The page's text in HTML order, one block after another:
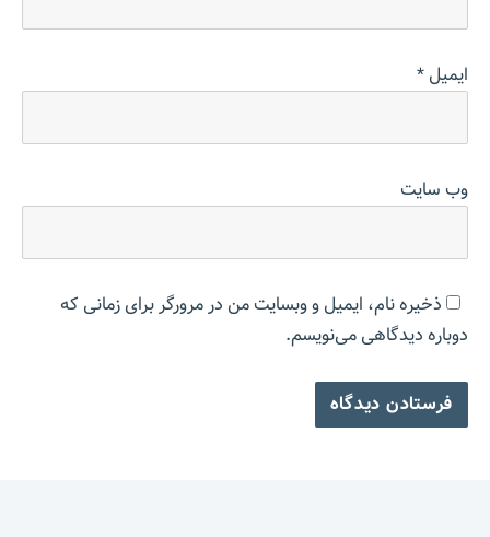
ایمیل*
وب‌ سایت
ذخیره نام، ایمیل و وبسایت من در مرورگر برای زمانی که
دوباره دیدگاهی می‌نویسم.